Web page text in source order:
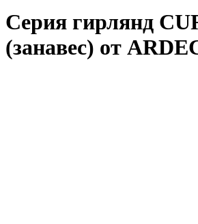
Серия гирлянд
(занавес) от